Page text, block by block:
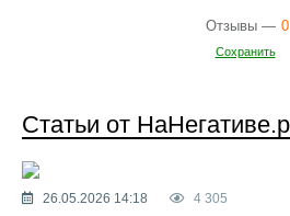
Отзывы — 0
Сохранить
Статьи от
26.05.2026 14:18 4 305